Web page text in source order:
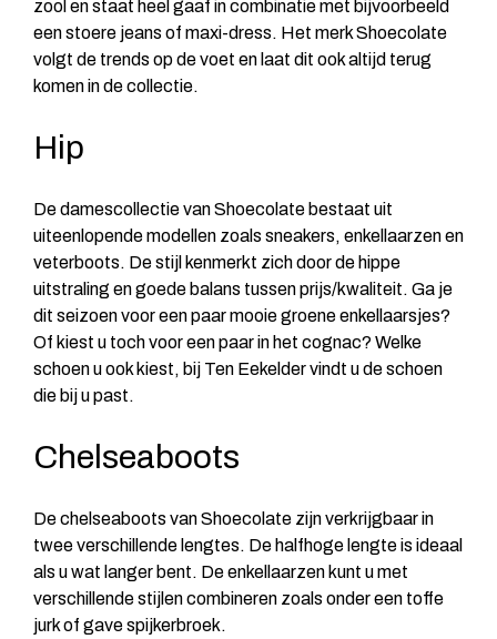
zool en staat heel gaaf in combinatie met bijvoorbeeld
een stoere jeans of maxi-dress. Het merk Shoecolate
volgt de trends op de voet en laat dit ook altijd terug
komen in de collectie.
Hip
De damescollectie van Shoecolate bestaat uit
uiteenlopende modellen zoals sneakers, enkellaarzen en
veterboots. De stijl kenmerkt zich door de hippe
uitstraling en goede balans tussen prijs/kwaliteit. Ga je
dit seizoen voor een paar mooie groene enkellaarsjes?
Of kiest u toch voor een paar in het cognac? Welke
schoen u ook kiest, bij Ten Eekelder vindt u de schoen
die bij u past.
Chelseaboots
De chelseaboots van Shoecolate zijn verkrijgbaar in
twee verschillende lengtes. De halfhoge lengte is ideaal
als u wat langer bent. De enkellaarzen kunt u met
verschillende stijlen combineren zoals onder een toffe
jurk of gave spijkerbroek.